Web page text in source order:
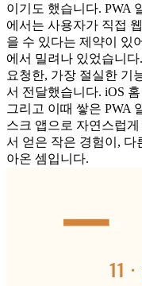
이기도 했습니다. PWA
에서는 사용자가 직접
을 수 있다는 제약이 있
에서 밀려나 있었습니
요청한, 가장 절실한 기
서 전달했습니다. iOS
그리고 이때 쌓은 PWA
스크 앱으로 자연스럽
서 얻은 작은 경험이, 다
아온 셈입니다.